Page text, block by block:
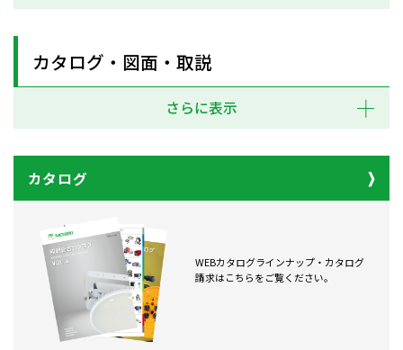
カタログ・図面・取説
さらに表示
カタログ
WEBカタログラインナップ・カタログ
請求はこちらをご覧ください。